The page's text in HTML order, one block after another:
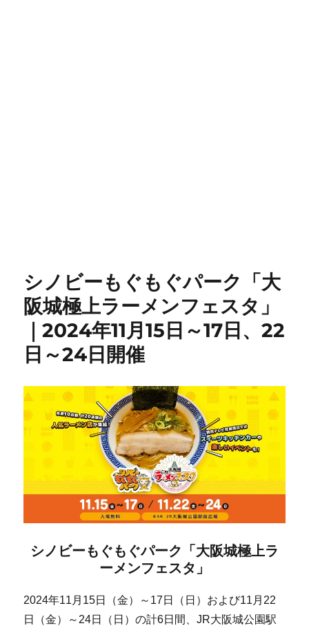
シノビーもぐもぐパーク「大
阪城極上ラーメンフェスタ」
｜2024年11月15日～17日、22
日～24日開催
シノビーもぐもぐパーク「大阪城極上ラ
ーメンフェスタ」
2024年11月15日（金）～17日（日）および11月22
日（金）～24日（日）の計6日間、JR大阪城公園駅